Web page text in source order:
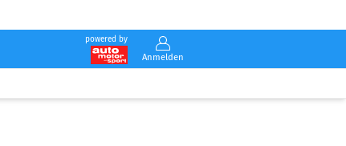
powered by
Anmelden